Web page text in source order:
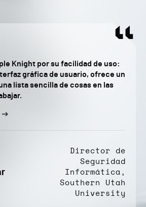
Knight por su facilidad de uso:
gráfica de usuario, ofrece un
lista sencilla de cosas en las
Director de
Seguridad
Informática,
Southern Utah
University